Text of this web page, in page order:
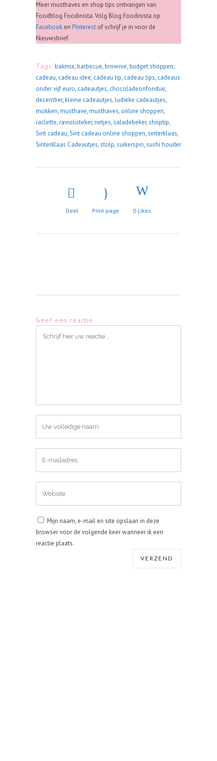
Meer musthaves en shop tips ontvangen van
Foodblog Foodinista. Volg Blog Foodinista op
Facebook en Pinterest of schrijf je in voor de
Nieuwsbrief.
Tags: bakmix,barbecue,brownie,budget shoppen,
cadeau, cadeau idee, cadeau tip, cadeau tips, cadeaus
onder vijf euro, cadeautjes, chocoladeonfondue,
december,kleine cadeautjes,ludieke cadeautjes,
mokken,musthave,musthaves, online shoppen,
raclette,raviolisteker,rietjes,saladebeker,shoptip,
Sint cadeau,Sint cadeau online shoppen,sinterklaas,
Sinterklaas Cadeautjes,stolp,suikerspin,sushi houder
Deel Print page 0 Likes
Geef een reactie
Mijn naam, e-mail en site opslaan in deze
browser voor de volgende keer wanneer ik een
reactie plaats.